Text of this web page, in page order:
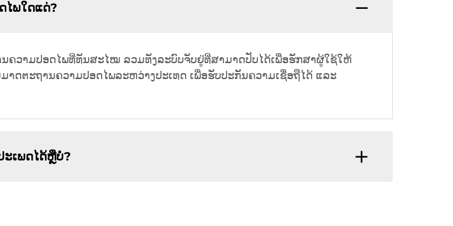
ໄພໃດແດ່?
ຄວາມປອດໄພທີ່ທັນສະໄໝ ລວມທັງລະບົບຈັບຢູ່ທີ່ສາມາດປັບໄດ້ເພື່ອຮັກສາຜູ້ໃຊ້ໃຫ້
ດຕະຖານຄວາມປອດໄພລະຫວ່າງປະເທດ ເພື່ອຮັບປະກັນຄວາມເຊື່ອຖືໄດ້ ແລະ
ເພດໄດ້ຫຼືບໍ່?